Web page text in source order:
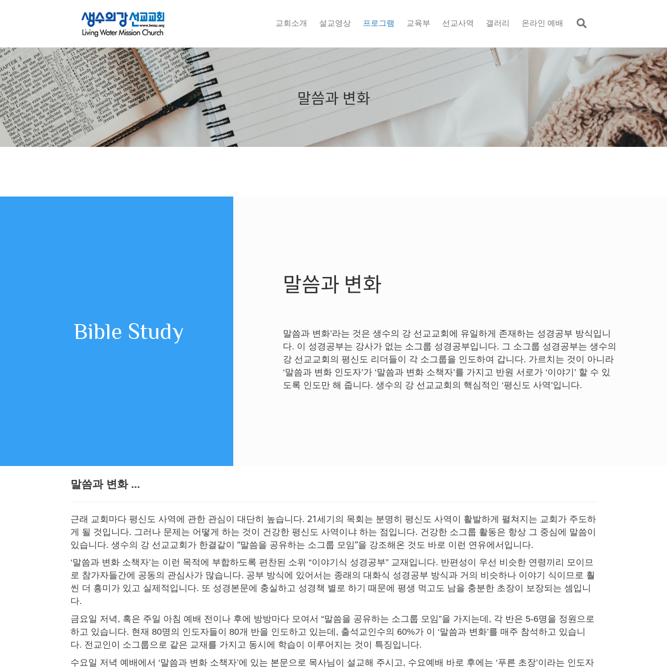
교회소개 설교영상 프로그램 교육부 선교사역 갤러리 온라인 예배
말씀과 변화
Bible Study
말씀과 변화
말씀과 변화’라는 것은 생수의 강 선교교회에 유일하게 존재하는 성경공부 방식입니
다. 이 성경공부는 강사가 없는 소그룹 성경공부입니다. 그 소그룹 성경공부는 생수의
강 선교교회의 평신도 리더들이 각 소그룹을 인도하여 갑니다. 가르치는 것이 아니라
‘말씀과 변화 인도자’가 ‘말씀과 변화 소책자’를 가지고 반원 서로가 ‘이야기’ 할 수 있
도록 인도만 해 줍니다. 생수의 강 선교교회의 핵심적인 ‘평신도 사역’입니다.
말씀과 변화 ...
근래 교회마다 평신도 사역에 관한 관심이 대단히 높습니다. 21세기의 목회는 분명히 평신도 사역이 활발하게 펼쳐지는 교회가 주도하
게 될 것입니다. 그러나 문제는 어떻게 하는 것이 건강한 평신도 사역이냐 하는 점입니다. 건강한 소그룹 활동은 항상 그 중심에 말씀이
있습니다. 생수의 강 선교교회가 한결같이 “말씀을 공유하는 소그룹 모임”을 강조해온 것도 바로 이런 연유에서입니다.
‘말씀과 변화 소책자’는 이런 목적에 부합하도록 편찬된 소위 “이야기식 성경공부” 교재입니다. 반편성이 우선 비슷한 연령끼리 모이므
로 참가자들간에 공동의 관심사가 많습니다. 공부 방식에 있어서는 종래의 대화식 성경공부 방식과 거의 비슷하나 이야기 식이므로 훨
씬 더 흥미가 있고 실제적입니다. 또 성경본문에 충실하고 성경책 별로 하기 때문에 평생 먹고도 남을 충분한 초장이 보장되는 셈입니
다.
금요일 저녁, 혹은 주일 아침 예배 전이나 후에 방방마다 모여서 “말씀을 공유하는 소그룹 모임”을 가지는데, 각 반은 5-6명을 정원으로
하고 있습니다. 현재 80명의 인도자들이 80개 반을 인도하고 있는데, 출석교인수의 60%가 이 ‘말씀과 변화’를 매주 참석하고 있습니
다. 전교인이 소그룹으로 같은 교재를 가지고 동시에 학습이 이루어지는 것이 특징입니다.
수요일 저녁 예배에서 ‘말씀과 변화 소책자’에 있는 본문으로 목사님이 설교해 주시고, 수요예배 바로 후에는 ‘푸른 초장’이라는 인도자